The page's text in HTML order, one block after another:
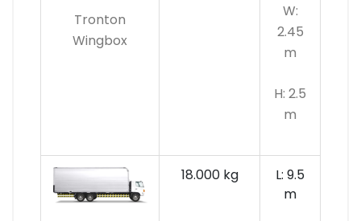
Tronton
Wingbox
W:
2.45
m
H: 2.5
m
18.000 kg
L: 9.5
m